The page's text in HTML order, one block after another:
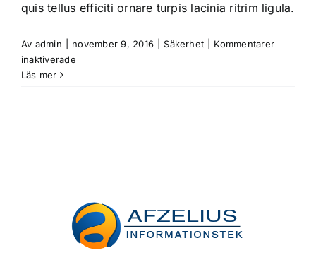
quis tellus efficiti ornare turpis lacinia ritrim ligula.
Av admin november 9, 2016 Säkerhet
Kommentarer
inaktiveradeför
Läs mer